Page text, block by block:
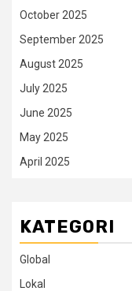
October 2025
September 2025
August 2025
July 2025
June 2025
May 2025
April 2025
KATEGORI
Global
Lokal